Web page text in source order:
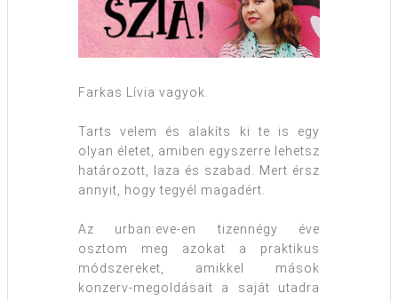
Farkas Lívia vagyok.
Tarts velem és alakíts ki te is egy
olyan életet, amiben egyszerre lehetsz
határozott, laza és szabad. Mert érsz
annyit, hogy tegyél magadért.
Az urban:eve-en tizennégy éve
osztom meg azokat a praktikus
módszereket, amikkel mások
konzerv-megoldásait a saját utadra